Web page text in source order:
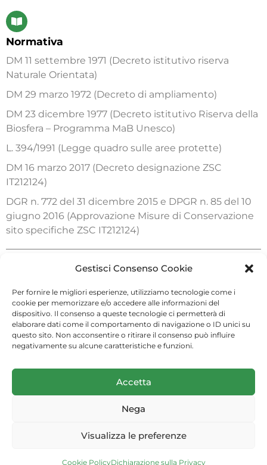
Gestisci Consenso Cookie
Per fornire le migliori esperienze, utilizziamo tecnologie come i
cookie per memorizzare e/o accedere alle informazioni del
dispositivo. Il consenso a queste tecnologie ci permetterà di
elaborare dati come il comportamento di navigazione o ID unici su
questo sito. Non acconsentire o ritirare il consenso può influire
negativamente su alcune caratteristiche e funzioni.
Accetta
Nega
Visualizza le preferenze
Cookie PolicyDichiarazione sulla Privacy
Normativa
DM 11 settembre 1971 (Decreto istitutivo riserva
Naturale Orientata)
DM 29 marzo 1972 (Decreto di ampliamento)
DM 23 dicembre 1977 (Decreto istitutivo Riserva della
Biosfera – Programma MaB Unesco)
L. 394/1991 (Legge quadro sulle aree protette)
DM 16 marzo 2017 (Decreto designazione ZSC
IT212124)
DGR n. 772 del 31 dicembre 2015 e DPGR n. 85 del 10
giugno 2016 (Approvazione Misure di Conservazione
sito specifiche ZSC IT212124)
Pagina aggiornata il 27.07.2021 - Codice DYMA
Riserva Naturale Orientata e Biogenetica Collemeluccio